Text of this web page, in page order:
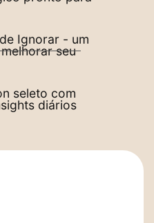
Ignorar - um
seu
seleto com
diários